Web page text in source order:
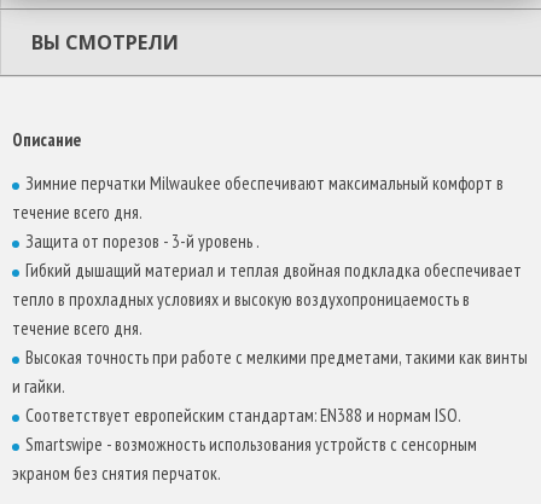
ВЫ СМОТРЕЛИ
Описание
Зимние перчатки Milwaukee обеспечивают максимальный комфорт в
течение всего дня.
Защита от порезов - 3-й уровень .
Гибкий дышащий материал и теплая двойная подкладка обеспечивает
тепло в прохладных условиях и высокую воздухопроницаемость в
течение всего дня.
Высокая точность при работе с мелкими предметами, такими как винты
и гайки.
Соответствует европейским стандартам: EN388 и нормам ISO.
Smartswipe - возможность использования устройств с сенсорным
экраном без снятия перчаток.